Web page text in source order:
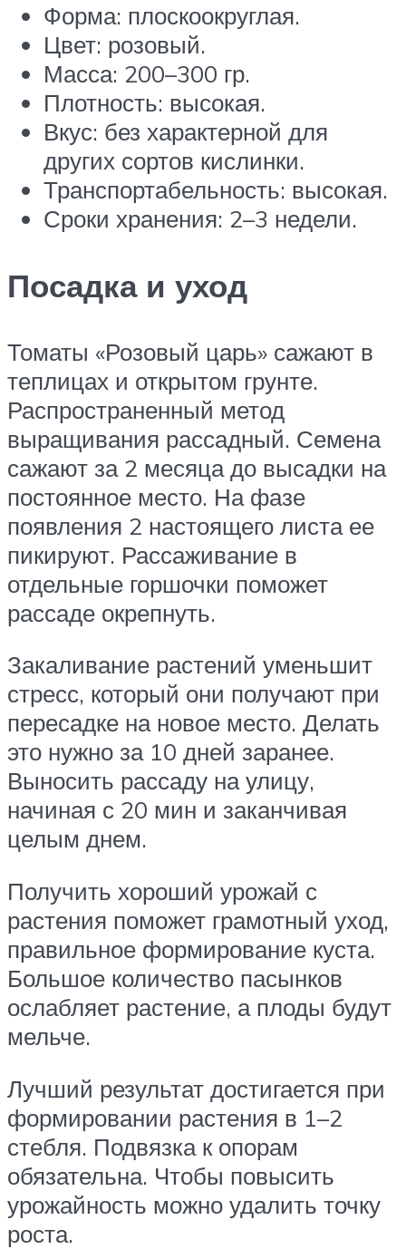
Форма: плоскоокруглая.
Цвет: розовый.
Масса: 200–300 гр.
Плотность: высокая.
Вкус: без характерной для
других сортов кислинки.
Транспортабельность: высокая.
Сроки хранения: 2–3 недели.
Посадка и уход
Томаты «Розовый царь» сажают в
теплицах и открытом грунте.
Распространенный метод
выращивания рассадный. Семена
сажают за 2 месяца до высадки на
постоянное место. На фазе
появления 2 настоящего листа ее
пикируют. Рассаживание в
отдельные горшочки поможет
рассаде окрепнуть.
Закаливание растений уменьшит
стресс, который они получают при
пересадке на новое место. Делать
это нужно за 10 дней заранее.
Выносить рассаду на улицу,
начиная с 20 мин и заканчивая
целым днем.
Получить хороший урожай с
растения поможет грамотный уход,
правильное формирование куста.
Большое количество пасынков
ослабляет растение, а плоды будут
мельче.
Лучший результат достигается при
формировании растения в 1–2
стебля. Подвязка к опорам
обязательна. Чтобы повысить
урожайность можно удалить точку
роста.